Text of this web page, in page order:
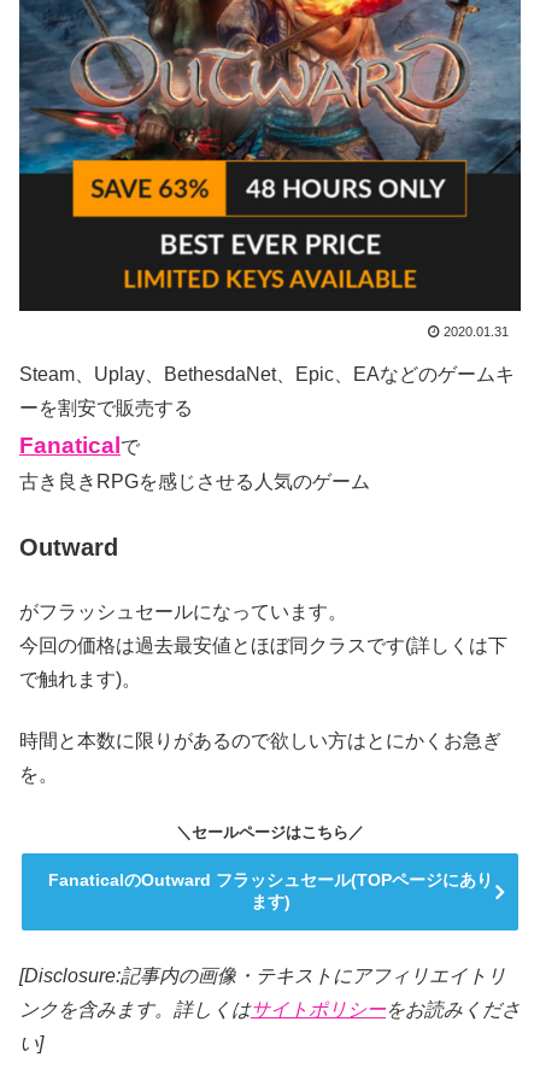
2020.01.31
Steam、Uplay、BethesdaNet、Epic、EAなどのゲームキ
ーを割安で販売する
Fanaticalで
古き良きRPGを感じさせる人気のゲーム
Outward
がフラッシュセールになっています。
今回の価格は過去最安値とほぼ同クラスです(詳しくは下
で触れます)。
時間と本数に限りがあるので欲しい方はとにかくお急ぎ
を。
＼セールページはこちら／
FanaticalのOutward フラッシュセール(TOPページにあり
ます)
[Disclosure:記事内の画像・テキストにアフィリエイトリ
ンクを含みます。詳しくはサイトポリシーをお読みくださ
い]